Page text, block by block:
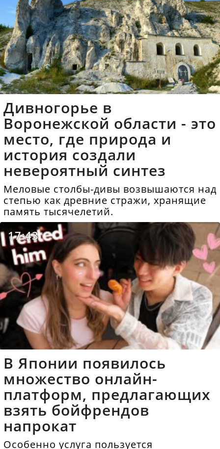
Дивногорье в
Воронежской области - это
место, где природа и
история создали
невероятный синтез
Меловые столбы-дивы возвышаются над
степью как древние стражи, хранящие
память тысячелетий.
17:43
В Японии появилось
множество онлайн-
платформ, предлагающих
взять бойфрендов
напрокат
Особенно услуга пользуется